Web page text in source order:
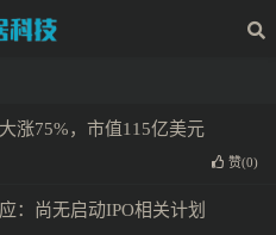
涨75%，市值115亿美元
赞(0)
：尚无启动IPO相关计划